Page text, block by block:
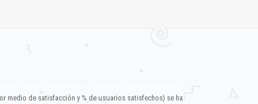
medio de satisfacción y % de usuarios satisfechos) se ha